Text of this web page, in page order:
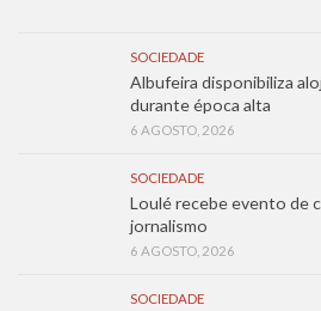
SOCIEDADE
Albufeira disponibiliza
durante época alta
6 AGOSTO, 2026
SOCIEDADE
Loulé recebe evento de
jornalismo
6 AGOSTO, 2026
SOCIEDADE